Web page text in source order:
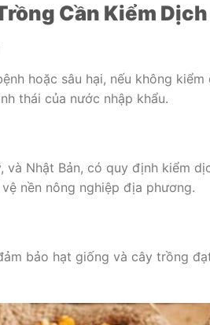
Cần Kiểm
hoặc sâu hại, nếu không
thái của nước nhập khẩu.
và Nhật Bản, có quy định kiểm
nền nông nghiệp địa phương.
bảo hạt giống và cây trồng